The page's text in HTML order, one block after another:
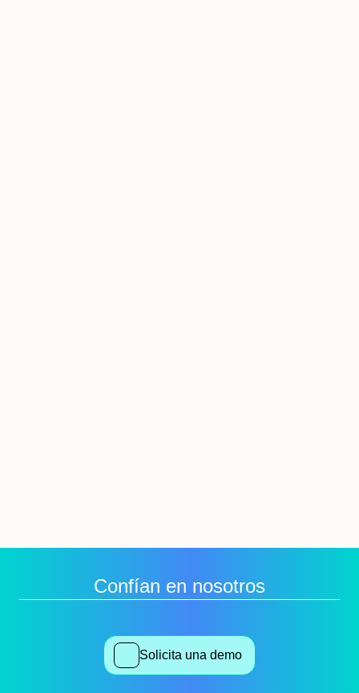
Confían en nosotros
Solicita una demo